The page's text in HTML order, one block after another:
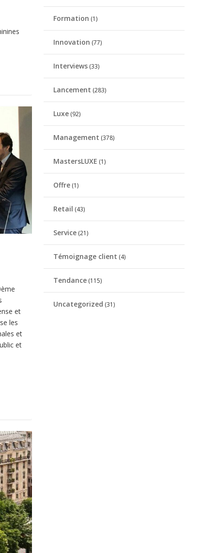
et
les
et
et
Formation (1)
Innovation (77)
Interviews (33)
Lancement (283)
Luxe (92)
Management (378)
MastersLUXE (1)
Offre (1)
Retail (43)
Service (21)
Témoignage client (4)
Tendance (115)
Uncategorized (31)